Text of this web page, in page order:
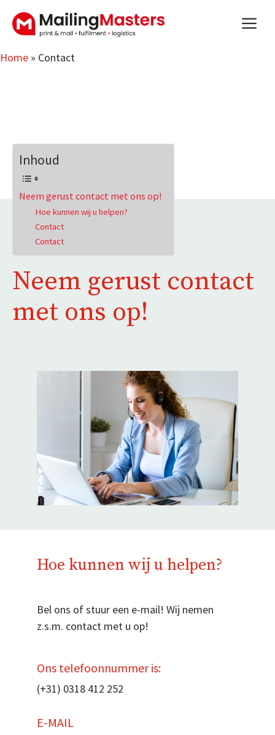
naar
inhoud
Home » Contact
Inhoud
Neem gerust contact met ons op!
Hoe kunnen wij u helpen?
Contact
Contact
Neem gerust contact
met ons op!
Hoe kunnen wij u helpen?
Bel ons of stuur een e-mail! Wij nemen
z.s.m. contact met u op!
Ons telefoonnummer is:
(+31) 0318 412 252
E-MAIL